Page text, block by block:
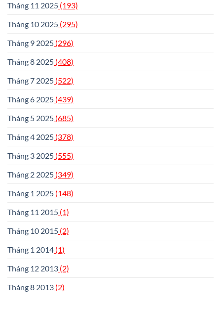
Tháng 11 2025 (193)
Tháng 10 2025 (295)
Tháng 9 2025 (296)
Tháng 8 2025 (408)
Tháng 7 2025 (522)
Tháng 6 2025 (439)
Tháng 5 2025 (685)
Tháng 4 2025 (378)
Tháng 3 2025 (555)
Tháng 2 2025 (349)
Tháng 1 2025 (148)
Tháng 11 2015 (1)
Tháng 10 2015 (2)
Tháng 1 2014 (1)
Tháng 12 2013 (2)
Tháng 8 2013 (2)